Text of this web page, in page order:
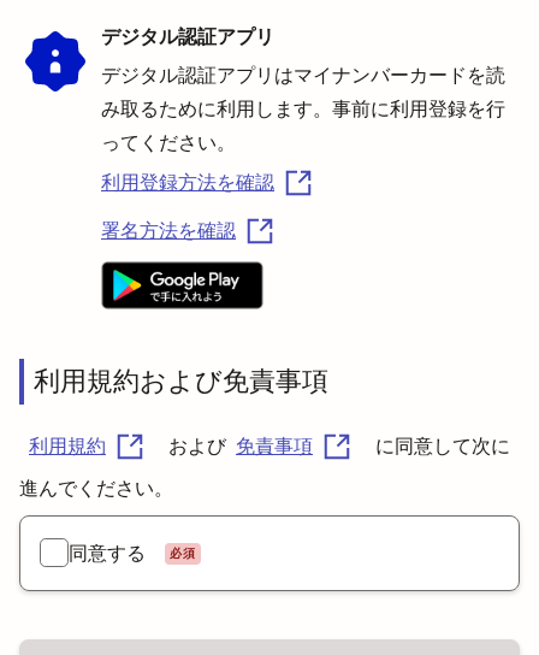
デジタル認証アプリ
デジタル認証アプリはマイナンバーカードを読
み取るために利用します。事前に利用登録を行
ってください。
利用登録方法を確認
署名方法を確認
利用規約および免責事項
利用規約 および 免責事項 に同意して次に
進んでください。
同意する 必須